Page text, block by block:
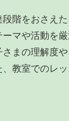
段階をおさえ
ーマや活動を
さまの理解度
、教室でのレ